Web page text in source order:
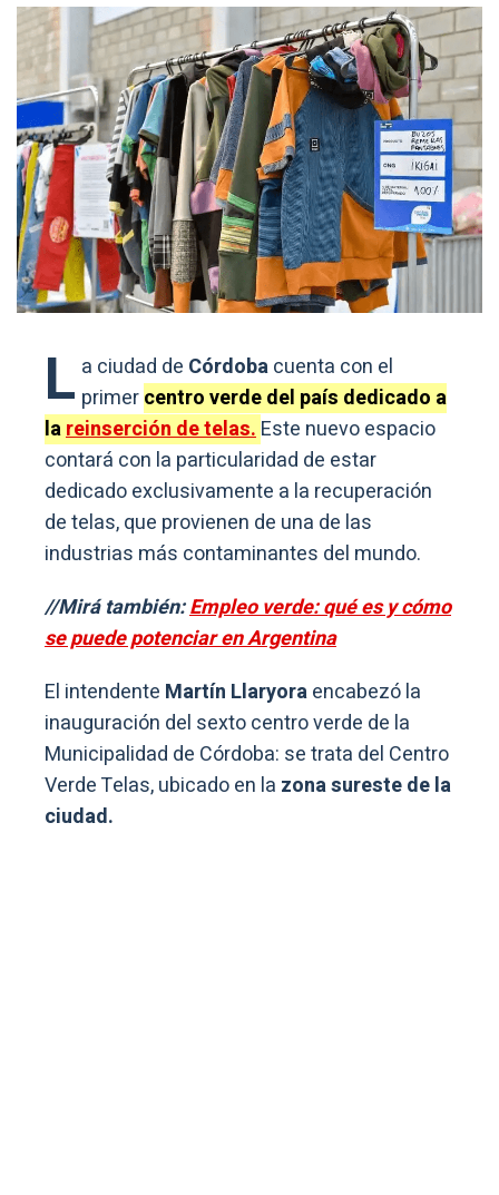
L a ciudad de Córdobacuenta con el
primercentro verde del país dedicado a
lareinserción de telas.Este nuevo espacio
contará con la particularidad de estar
dedicado exclusivamente a la recuperación
de telas, que provienen de una de las
industrias más contaminantes del mundo.
//Mirá también:Empleo verde: qué es y cómo
se puede potenciar en Argentina
El intendente Martín Llaryoraencabezó la
inauguración del sexto centro verde de la
Municipalidad de Córdoba: se trata del Centro
Verde Telas, ubicado en la zona sureste de la
ciudad.